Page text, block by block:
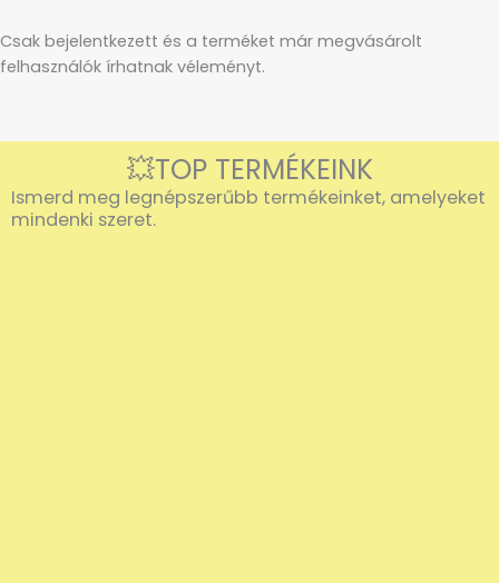
Csak bejelentkezett és a terméket már megvásárolt
felhasználók írhatnak véleményt.
💥TOP TERMÉKEINK
Ismerd meg legnépszerűbb termékeinket, amelyeket
mindenki szeret.